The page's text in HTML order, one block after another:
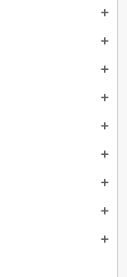
add
add
add
add
add
add
add
add
add